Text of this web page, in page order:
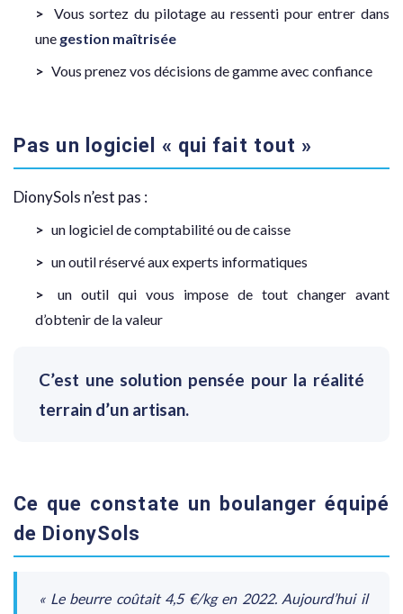
Vous sortez du pilotage au ressenti pour entrer dans
une gestion maîtrisée
Vous prenez vos décisions de gamme avec confiance
Pas un logiciel « qui fait tout »
DionySols n’est pas :
un logiciel de comptabilité ou de caisse
un outil réservé aux experts informatiques
un outil qui vous impose de tout changer avant
d’obtenir de la valeur
C’est une solution pensée pour la réalité
terrain d’un artisan.
Ce que constate un boulanger équipé
de DionySols
« Le beurre coûtait 4,5 €/kg en 2022. Aujourd’hui il